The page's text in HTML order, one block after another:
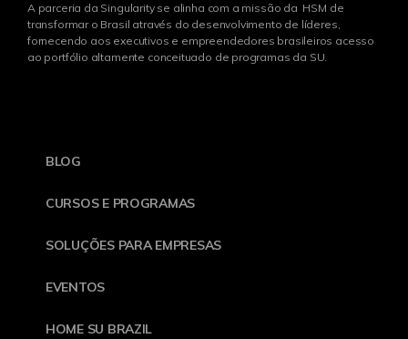
A parceria da Singularity se alinha com a missão da HSM de
transformar o Brasil através do desenvolvimento de líderes,
fornecendo aos executivos e empreendedores brasileiros acesso
ao portfólio altamente conceituado de programas da SU.
BLOG
CURSOS E PROGRAMAS
SOLUÇÕES PARA EMPRESAS
EVENTOS
HOME SU BRAZIL